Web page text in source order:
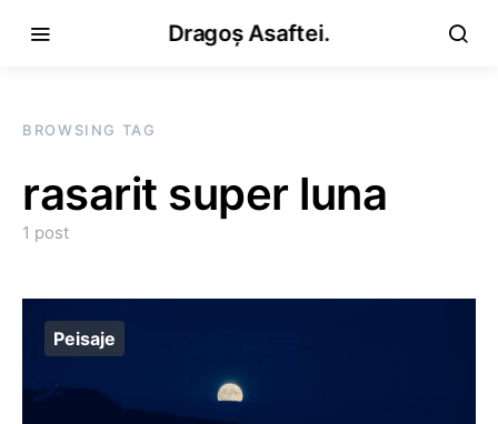
Dragoș Asaftei.
BROWSING TAG
rasarit super luna
1 post
Peisaje